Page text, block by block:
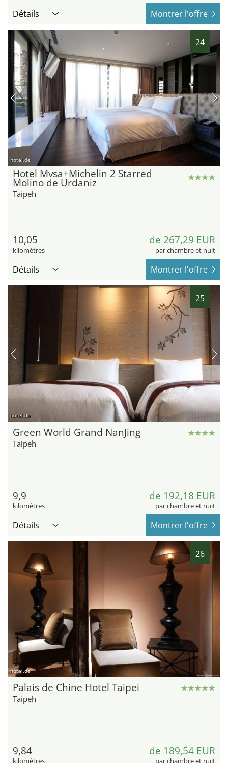
Détails Montrer l'offre
24
hotel.de
Hotel Mvsa+Michelin 2 Starred
Molino de Urdaniz
Taipeh
10,05
kilomètres
de 267,29 EUR
par chambre et nuit
Détails Montrer l'offre
25
hotel.de
Green World Grand NanJing
Taipeh
9,9
kilomètres
de 192,18 EUR
par chambre et nuit
Détails Montrer l'offre
26
hotel.de
Palais de Chine Hotel Taipei
Taipeh
9,84 de 189,54 EUR